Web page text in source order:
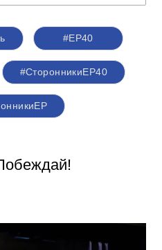
#ЕР40
#СторонникиЕР40